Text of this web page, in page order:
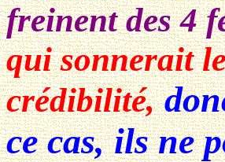
freinent des 4
qui sonnerait
crédibilité,
ce cas, ils ne